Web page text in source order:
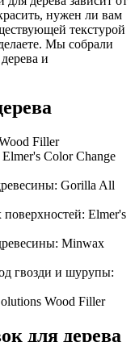
нужен ли вам
текстурой
Мы собрали
и
Filler
Color Change
Gorilla All
Elmer's
Minwax
гвозди и шурупы:
Wood Filler
для дерева